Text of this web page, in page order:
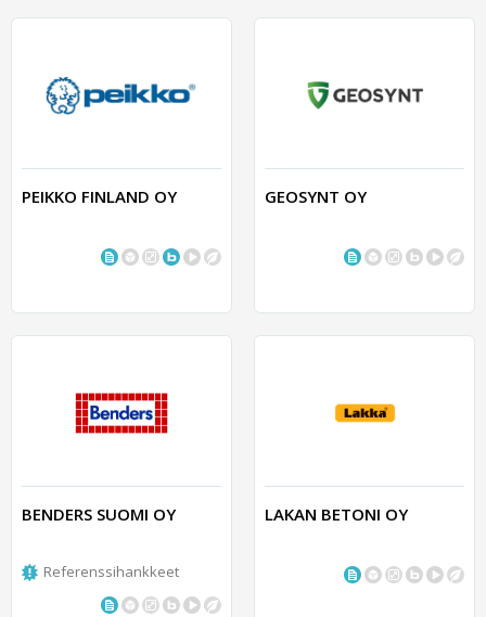
PEIKKO FINLAND OY GEOSYNT OY
BENDERS SUOMI OY
Referenssihankkeet
LAKAN BETONI OY